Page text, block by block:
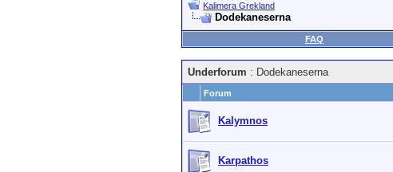
Kalimera Grekland
Dodekaneserna
FAQ
Underforum : Dodekaneserna
Forum
Kalymnos
Karpathos